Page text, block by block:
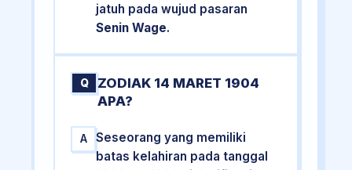
jatuh pada wujud pasaran
Senin Wage.
Q
ZODIAK 14 MARET 1904
APA?
A
Seseorang yang memiliki
batas kelahiran pada tanggal